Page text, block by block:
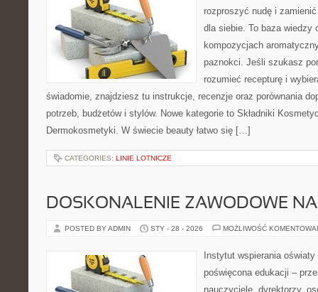
rozproszyć nudę i
dla siebie. To baza wiedzy
kompozycjach
paznokci. Jeśli szukasz
rozumieć recepturę i
świadomie, znajdziesz tu instrukcje, recenzje oraz porównania
potrzeb, budżetów i stylów. Nowe kategorie to Składniki
Dermokosmetyki. W świecie beauty łatwo się […]
CATEGORIES: LINIE LOTNICZE
DOSKONALENIE ZAWODOWE
POSTED BY ADMIN STY - 28 - 2026 MOŻLIWOŚĆ
Instytut wspierania
poświęcona edukacji –
nauczyciele, dyrektorzy,